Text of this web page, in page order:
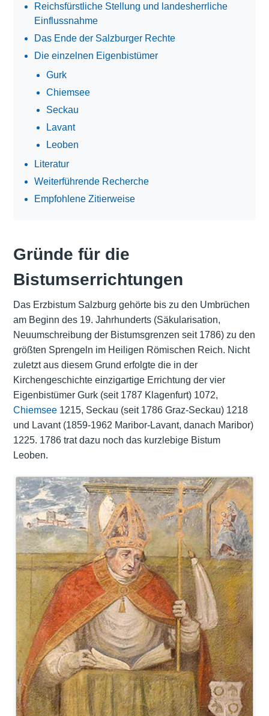
Reichsfürstliche Stellung und landesherrliche
Einflussnahme
Das Ende der Salzburger Rechte
Die einzelnen Eigenbistümer
Gurk
Chiemsee
Seckau
Lavant
Leoben
Literatur
Weiterführende Recherche
Empfohlene Zitierweise
Gründe für die
Bistumserrichtungen
Das Erzbistum Salzburg gehörte bis zu den Umbrüchen
am Beginn des 19. Jahrhunderts (Säkularisation,
Neuumschreibung der Bistumsgrenzen seit 1786) zu den
größten Sprengeln im Heiligen Römischen Reich. Nicht
zuletzt aus diesem Grund erfolgte die in der
Kirchengeschichte einzigartige Errichtung der vier
Eigenbistümer Gurk (seit 1787 Klagenfurt) 1072,
Chiemsee1215, Seckau (seit 1786 Graz-Seckau) 1218
und Lavant (1859-1962 Maribor-Lavant, danach Maribor)
1225. 1786 trat dazu noch das kurzlebige Bistum
Leoben.